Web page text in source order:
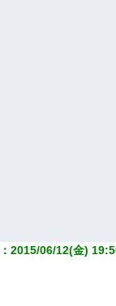
：2015/06/12(金)